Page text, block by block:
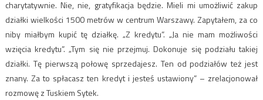
charytatywnie. Nie, nie, gratyfikacja będzie. Mieli mi umożliwić zakup
działki wielkości 1500 metrów w centrum Warszawy. Zapytałem, za co
niby miałbym kupić tę działkę. „Z kredytu”. „Ja nie mam możliwości
wzięcia kredytu”. „Tym się nie przejmuj. Dokonuje się podziału takiej
działki. Tę pierwszą połowę sprzedajesz. Ten od podziałów też jest
znany. Za to spłacasz ten kredyt i jesteś ustawiony” – zrelacjonował
rozmowę z Tuskiem Sytek.